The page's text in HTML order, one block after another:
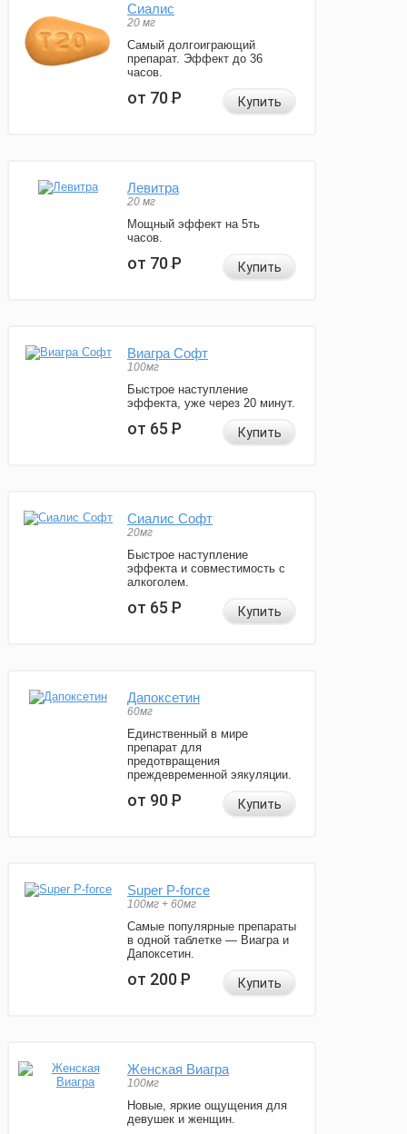
Сиалис
20 мг
Самый долгоиграющий
препарат. Эффект до 36
часов.
от 70Р Купить
Левитра
20 мг
Мощный эффект на 5ть
часов.
от 70Р Купить
Виагра Софт
100мг
Быстрое наступление
эффекта, уже через 20 минут.
от 65Р Купить
Сиалис Софт
20мг
Быстрое наступление
эффекта и совместимость с
алкоголем.
от 65Р Купить
Дапоксетин
60мг
Единственный в мире
препарат для
предотвращения
преждевременной эякуляции.
от 90Р Купить
Super P-force
100мг + 60мг
Самые популярные препараты
в одной таблетке — Виагра и
Дапоксетин.
от 200Р Купить
Женская Виагра
100мг
Новые, яркие ощущения для
девушек и женщин.